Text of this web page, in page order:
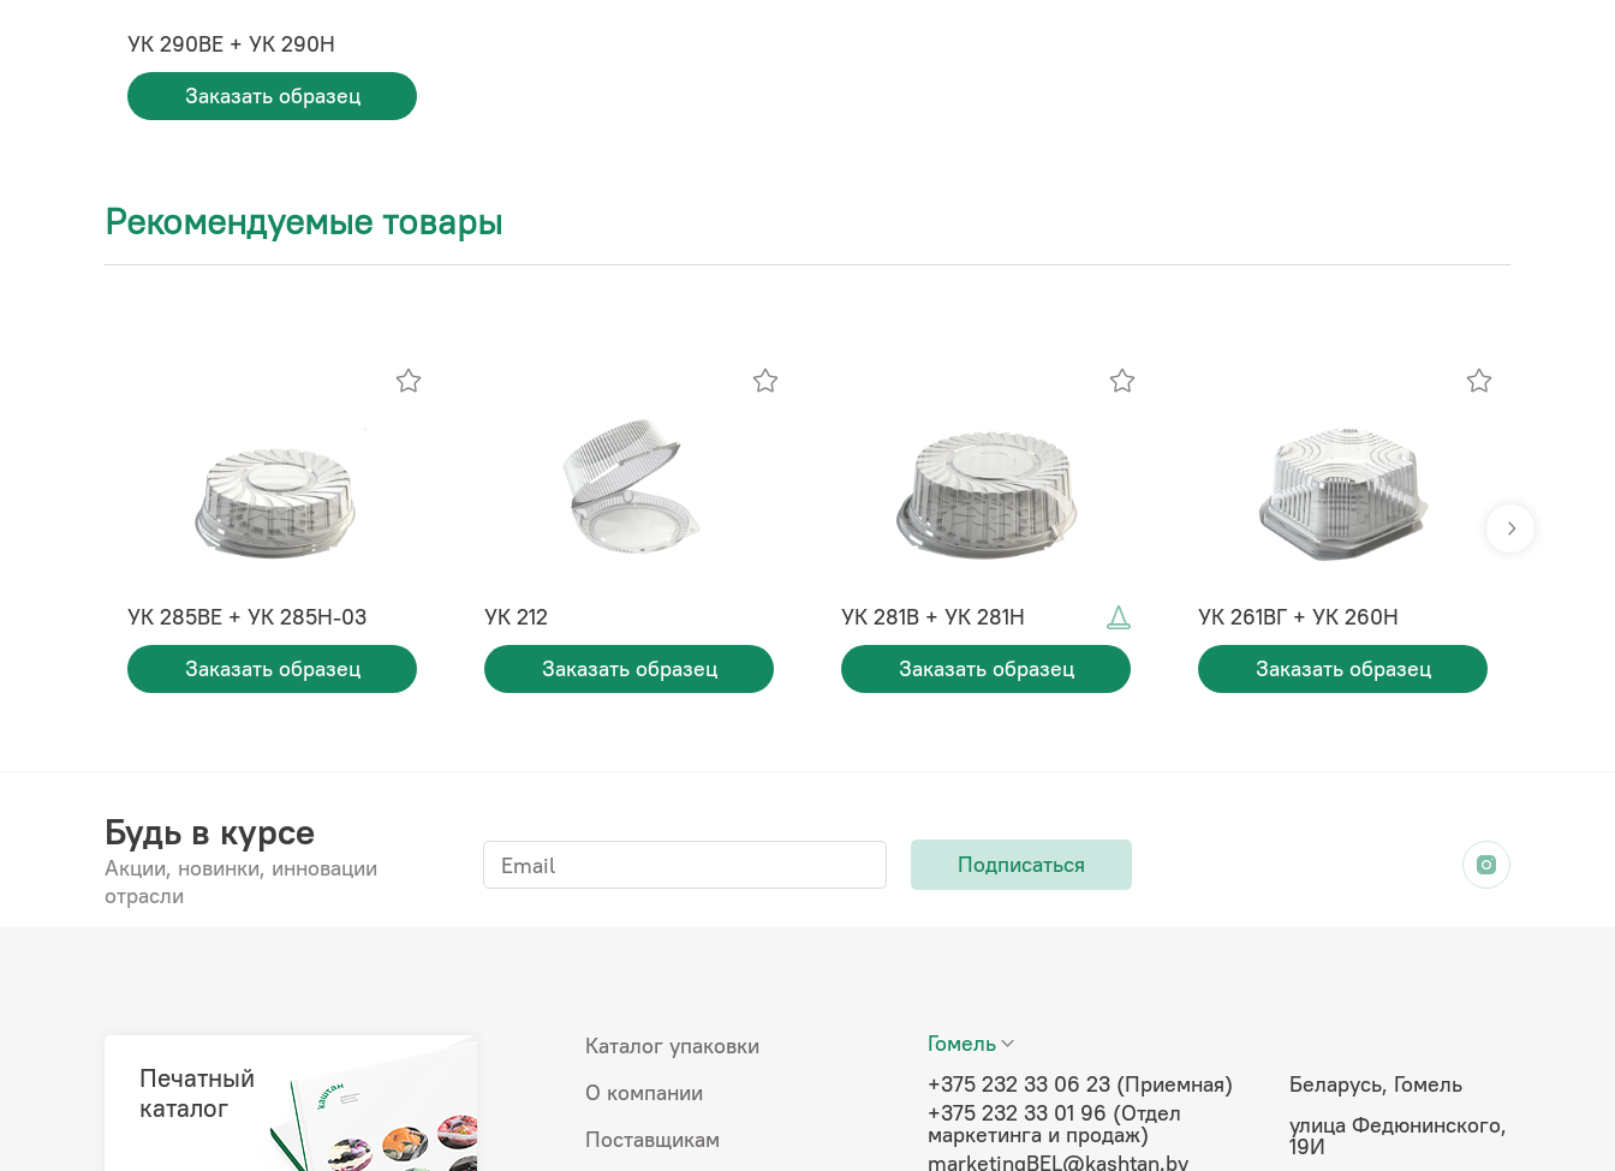
УК 290ВЕ + УК 290Н
Заказать образец
Рекомендуемые товары
УК 285ВЕ + УК 285Н-03
Заказать образец
УК 212
Заказать образец
УК 281В + УК 281Н
Заказать образец
УК 261ВГ + УК 260Н
Заказать образец
Будь в курсе
Акции, новинки, инновации
отрасли
Подписаться
Печатный
каталог
Каталог упаковки
О компании
Поставщикам
Гомель
+375 232 33 06 23 (Приемная)
+375 232 33 01 96 (Отдел
маркетинга и продаж)
marketingBEL@kashtan.by
Беларусь, Гомель
улица Федюнинского,
19И